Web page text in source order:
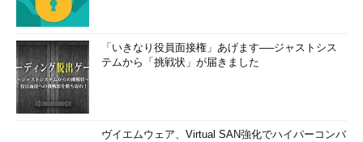
「いきなり役員面接権」あげます──ジャストシス
テムから「挑戦状」が届きました
ヴイエムウェア、Virtual SAN強化でハイパーコンバ